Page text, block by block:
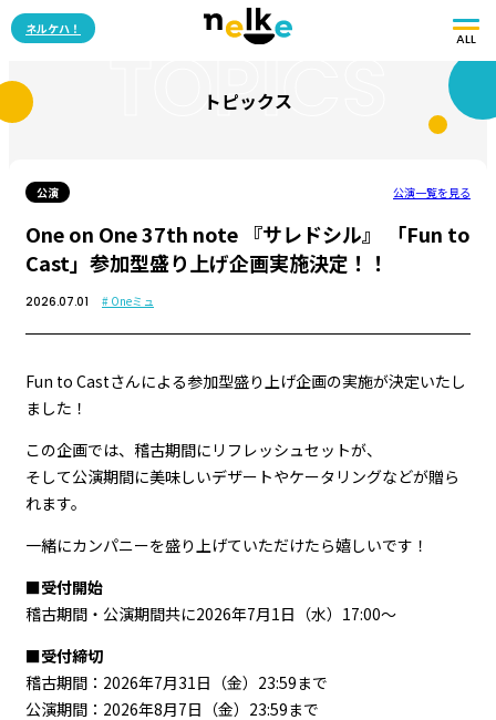
ネルケハ！
ALL
TOPICS
トピックス
公演 公演一覧を見る
One on One 37th note 『サレドシル』 「Fun to
Cast」参加型盛り上げ企画実施決定！！
2026.07.01 # Oneミュ
Fun to Castさんによる参加型盛り上げ企画の実施が決定いたし
ました！
この企画では、稽古期間にリフレッシュセットが、
そして公演期間に美味しいデザートやケータリングなどが贈ら
れます。
一緒にカンパニーを盛り上げていただけたら嬉しいです！
■受付開始
稽古期間・公演期間共に2026年7月1日（水）17:00～
■受付締切
稽古期間：2026年7月31日（金）23:59まで
公演期間：2026年8月7日（金）23:59まで